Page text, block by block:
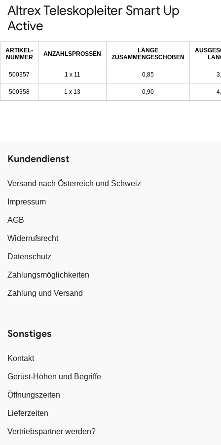
Altrex Teleskopleiter Smart Up
Active
ARTIKEL-
NUMMER
ANZAHLSPROSSEN
LÄNGE
ZUSAMMENGESCHOBEN
500357 1 x 11 0,85
500358 1 x 13 0,90
Kundendienst
Versand nach Österreich und Schweiz
Impressum
AGB
Widerrufsrecht
Datenschutz
Zahlungsmöglichkeiten
Zahlung und Versand
Sonstiges
Kontakt
Gerüst-Höhen und Begriffe
Öffnungszeiten
Lieferzeiten
Vertriebspartner werden?